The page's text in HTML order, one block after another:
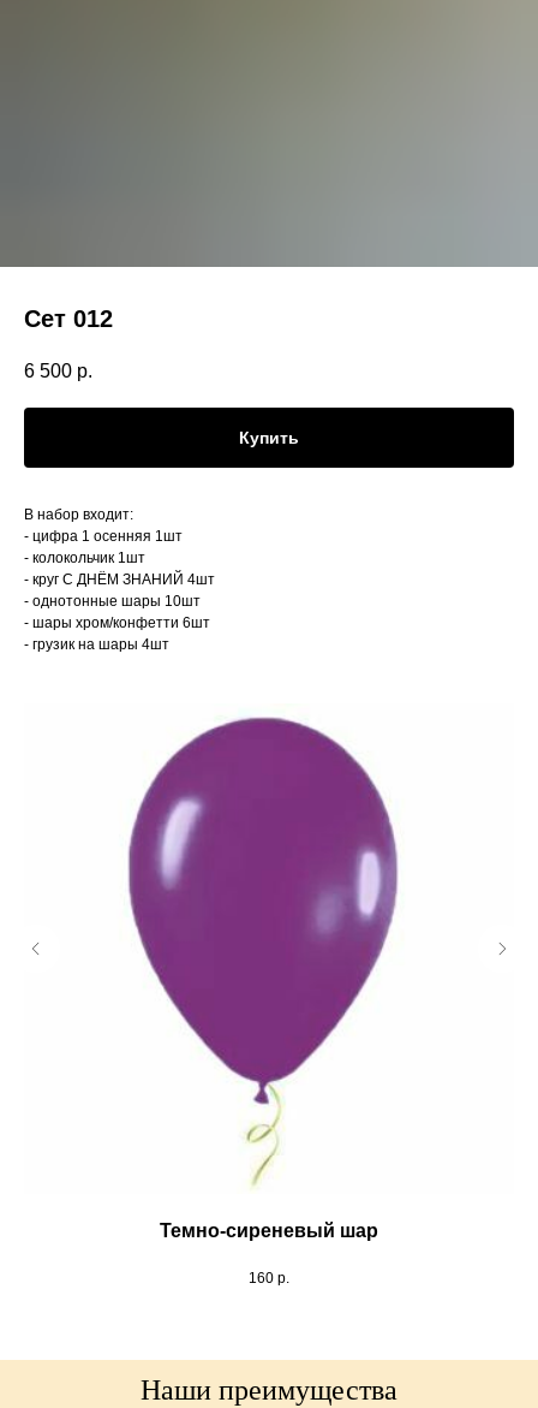
Сет 012
6 500 р.
Купить
В набор входит:
- цифра 1 осенняя 1шт
- колокольчик 1шт
- круг С ДНЁМ ЗНАНИЙ 4шт
- однотонные шары 10шт
- шары хром/конфетти 6шт
- грузик на шары 4шт
Темно-сиреневый шар
160 р.
Наши преимущества